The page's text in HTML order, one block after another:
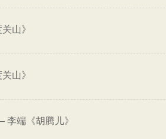
山》
山》
李端《胡腾儿》